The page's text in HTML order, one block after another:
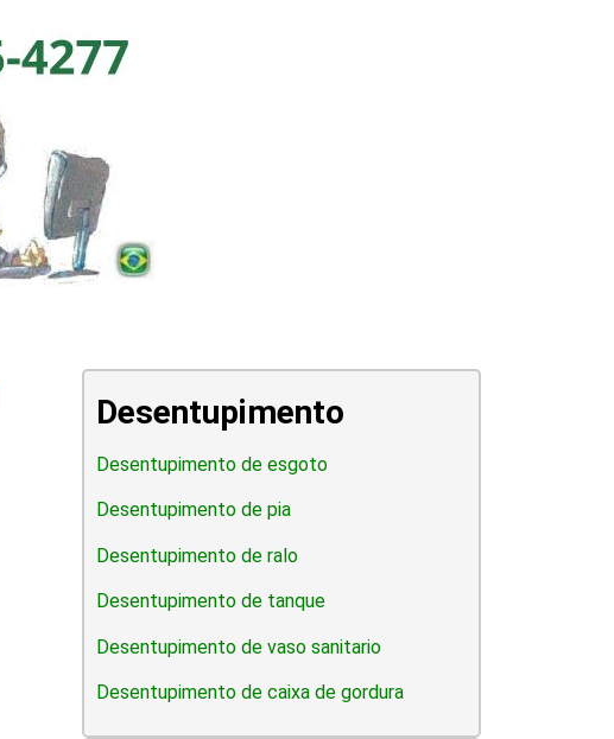
Desentupimento
Desentupimento de esgoto
Desentupimento de pia
Desentupimento de ralo
Desentupimento de tanque
Desentupimento de vaso sanitario
Desentupimento de caixa de gordura